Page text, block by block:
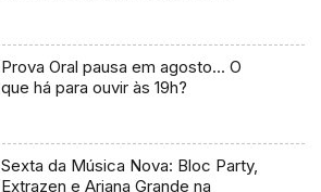
Prova Oral pausa em agosto… O
que há para ouvir às 19h?
Sexta da Música Nova: Bloc Party,
Extrazen e Ariana Grande na